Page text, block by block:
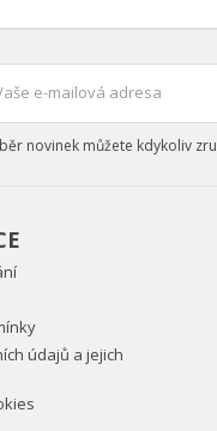
novinek můžete kdykoliv
údajů a jejich